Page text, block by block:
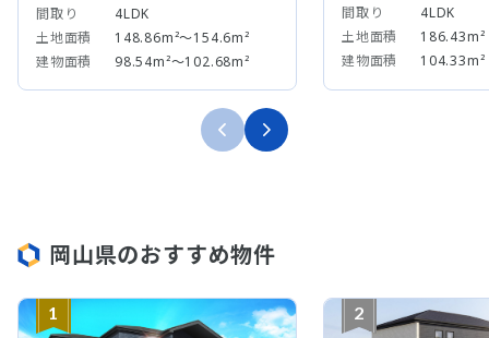
間取り
4LDK
土地面積
148.86m²～154.6m²
建物面積
98.54m²～102.68m²
間取り
4LDK
土地面積
186.43m²
建物面積
104.33m²
岡山県のおすすめ物件
1 2